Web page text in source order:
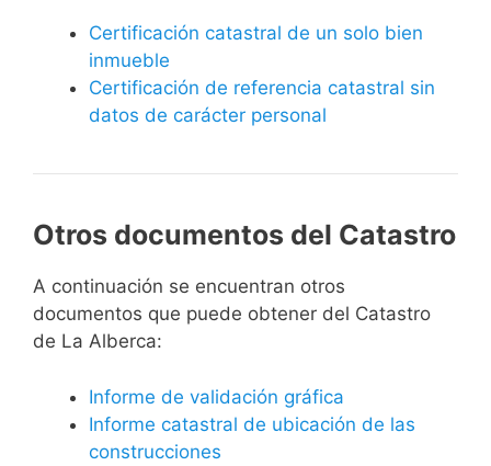
Certificación catastral de un solo bien
inmueble
Certificación de referencia catastral sin
datos de carácter personal
Otros documentos del Catastro
A continuación se encuentran otros
documentos que puede obtener del Catastro
de La Alberca:
Informe de validación gráfica
Informe catastral de ubicación de las
construcciones